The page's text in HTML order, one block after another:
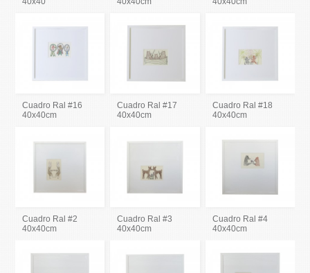
Cuadro Ral #16
40x40cm
Cuadro Ral #17
40x40cm
Cuadro Ral #18
40x40cm
Cuadro Ral #2
40x40cm
Cuadro Ral #3
40x40cm
Cuadro Ral #4
40x40cm